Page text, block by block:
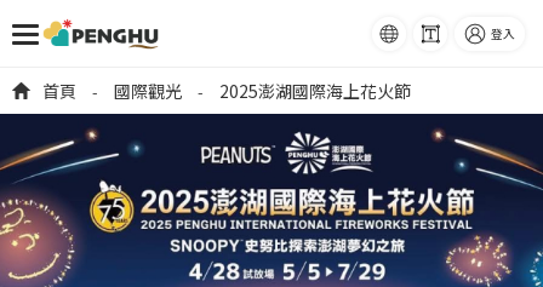
語系 字級 登入
首頁 - 國際觀光 - 2025澎湖國際海上花火節